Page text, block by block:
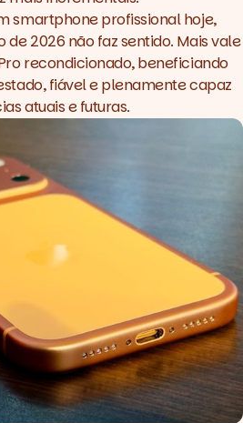
smartphone profissional hoje,
2026 não faz sentido. Mais vale
recondicionado, beneficiando
fiável e plenamente capaz
atuais e futuras.